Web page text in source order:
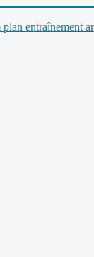
entraînement